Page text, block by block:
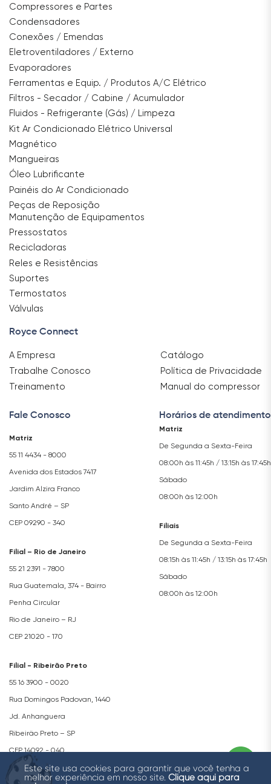
Este site usa cookies para garantir que você tenha a
melhor experiência em nosso site. Clique aqui para
Compressores e Partes
Condensadores
Conexões / Emendas
Eletroventiladores / Externo
Evaporadores
Ferramentas e Equip. / Produtos A/C Elétrico
Filtros - Secador / Cabine / Acumulador
Fluidos - Refrigerante (Gás) / Limpeza
Kit Ar Condicionado Elétrico Universal
Magnético
Mangueiras
Óleo Lubrificante
Painéis do Ar Condicionado
Peças de Reposição
Manutenção de Equipamentos
Pressostatos
Recicladoras
Reles e Resistências
Suportes
Termostatos
Válvulas
Royce Connect
A Empresa
Trabalhe Conosco
Treinamento
Catálogo
Política de Privacidade
Manual do compressor
Fale Conosco
Matriz
55 11 4434 - 8000
Avenida dos Estados 7417
Jardim Alzira Franco
Santo André – SP
CEP 09290 - 340
Filial – Rio de Janeiro
55 21 2391 - 7800
Rua Guatemala, 374 - Bairro
Penha Circular
Rio de Janeiro – RJ
CEP 21020 - 170
Filial - Ribeirão Preto
55 16 3900 - 0020
Rua Domingos Padovan, 1440
Jd. Anhanguera
Ribeirão Preto – SP
CEP 14092 - 040
Horários de atendimento
Matriz
De Segunda a Sexta-Feira
08:00h às 11:45h / 13:15h às 17:45h
Sábado
08:00h às 12:00h
Filiais
De Segunda a Sexta-Feira
08:15h às 11:45h / 13:15h às 17:45h
Sábado
08:00h às 12:00h
Copyright © 2026 Royce Connect Ar Condicionado para Veículos Ltda.